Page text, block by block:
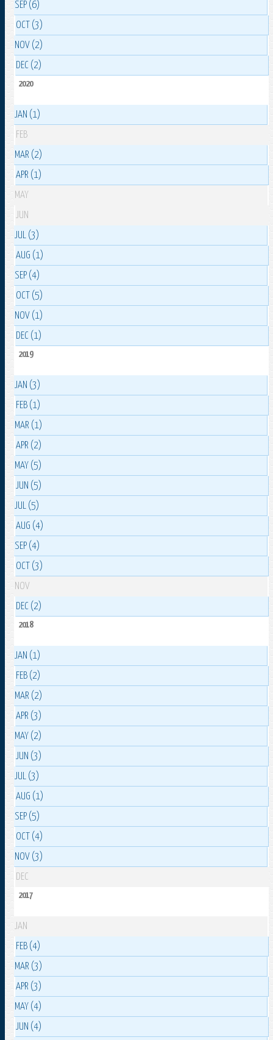
SEP (6)
OCT (3)
NOV (2)
DEC (2)
2020
JAN (1)
FEB
MAR (2)
APR (1)
MAY
JUN
JUL (3)
AUG (1)
SEP (4)
OCT (5)
NOV (1)
DEC (1)
2019
JAN (3)
FEB (1)
MAR (1)
APR (2)
MAY (5)
JUN (5)
JUL (5)
AUG (4)
SEP (4)
OCT (3)
NOV
DEC (2)
2018
JAN (1)
FEB (2)
MAR (2)
APR (3)
MAY (2)
JUN (3)
JUL (3)
AUG (1)
SEP (5)
OCT (4)
NOV (3)
DEC
2017
JAN
FEB (4)
MAR (3)
APR (3)
MAY (4)
JUN (4)